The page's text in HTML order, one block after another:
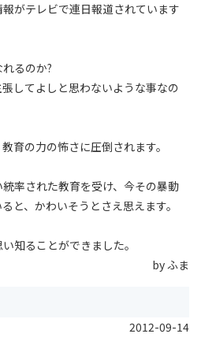
がテレビで連日報道されています
るのか?
してよしと思わないような事なの
育の力の怖さに圧倒されます。
率された教育を受け、今その暴動
と、かわいそうとさえ思えます。
知ることができました。
by ふま
2012-09-14